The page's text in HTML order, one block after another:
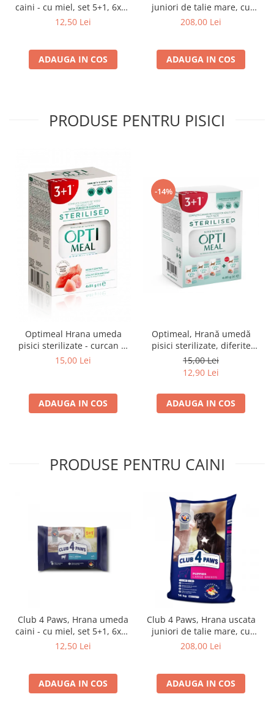
caini - cu miel, set 5+1, 6x80
g
12,50 Lei
ADAUGA IN COS
juniori de talie mare, cu
pui, 14kg
208,00 Lei
ADAUGA IN COS
PRODUSE PENTRU PISICI
Optimeal Hrana umeda
pisici sterilizate - curcan si
pui in sos, set 3+1,
15,00 Lei
ADAUGA IN COS
-14%
Optimeal, Hrană umedă
pisici sterilizate, diferite
arome, (3+1), 0.34kg
15,00 Lei
12,90 Lei
ADAUGA IN COS
PRODUSE PENTRU CAINI
Club 4 Paws, Hrana umeda
caini - cu miel, set 5+1, 6x80
g
12,50 Lei
ADAUGA IN COS
Club 4 Paws, Hrana uscata
juniori de talie mare, cu
pui, 14kg
208,00 Lei
ADAUGA IN COS